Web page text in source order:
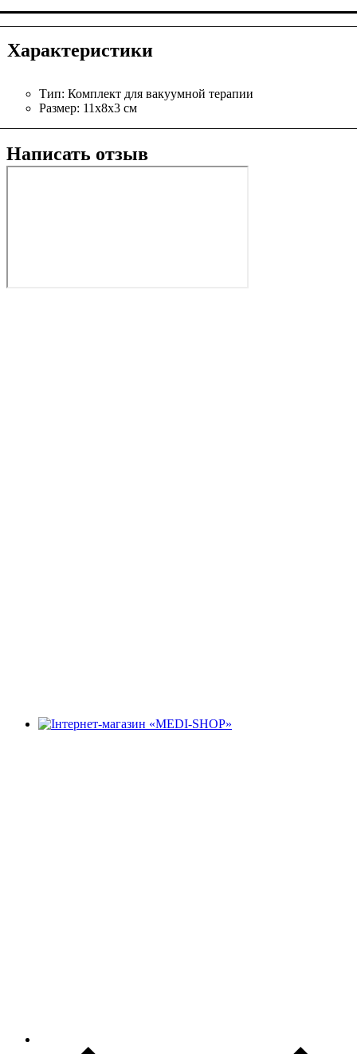
Характеристики
Тип: Комплект для вакуумной терапии
Размер: 11х8х3 см
Написать отзыв